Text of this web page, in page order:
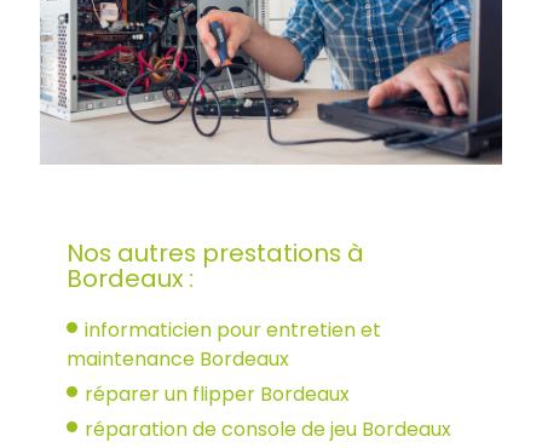
Nos autres prestations à
Bordeaux :
informaticien pour entretien et
maintenance Bordeaux
réparer un flipper Bordeaux
réparation de console de jeu Bordeaux